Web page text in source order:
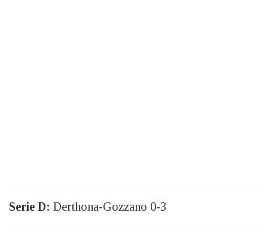
Serie D: Derthona-Gozzano 0-3